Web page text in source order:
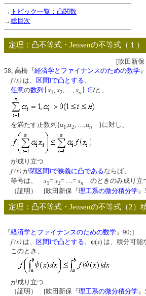
→ トピック一覧：凸関数
→総目次
定理：凸不等式・Jensenの不等式（
[吹田新保
58; 高橋『経済学とファイナンスのための数学
f (x) は、 区間Iで凸とする 。
任意の数列{x1 x2 xn} ∈Iと、
を満たす正数列{α1,α2, …,αn }に対し、
が成り立つ
f (x) が閉区間Iで狭義に凸であるならば、
等号は、x1=x2= …=xn のときのみ成り立
（証明） [吹田新保『理工系の微分積分学
定理：凸不等式・Jensenの不等式（2
[高
『経済学とファイナンスのための数学』90;]
f (x) は、 区間Iで凸とする。ψ(x) は、積分可
このとき、
が成り立つ
（証明） [吹田新保『理工系の微分積分学